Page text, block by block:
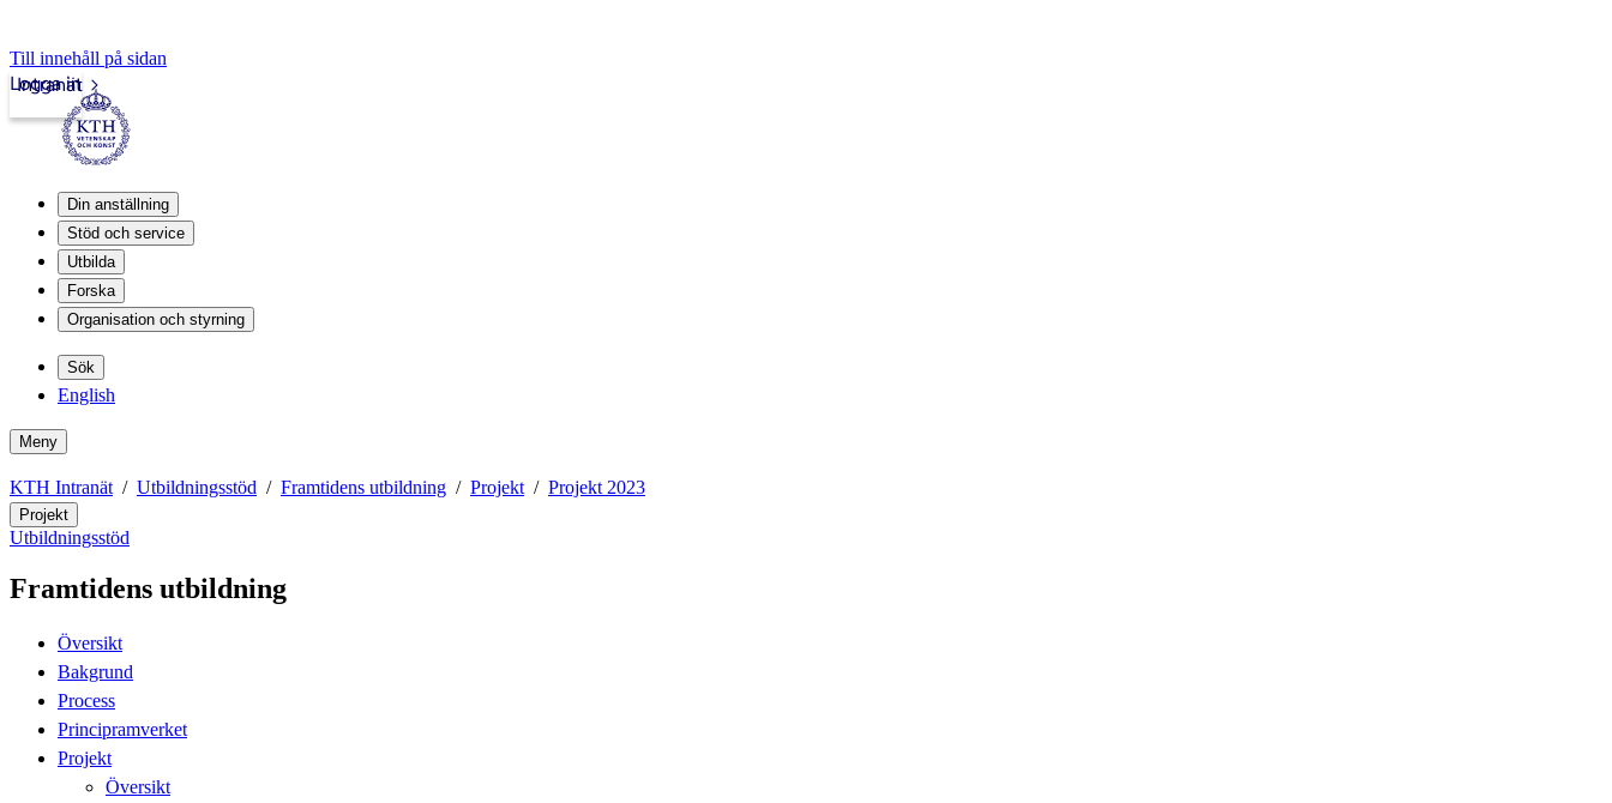
Till innehåll på sidan
Intranät
Logga in
Din anställning
Stöd och service
Utbilda
Forska
Organisation och styrning
Sök
English
Meny
KTH Intranät Utbildningsstöd Framtidens utbildning Projekt Projekt 2023
Projekt
Utbildningsstöd
Framtidens utbildning
Översikt
Bakgrund
Process
Principramverket
Projekt
Översikt